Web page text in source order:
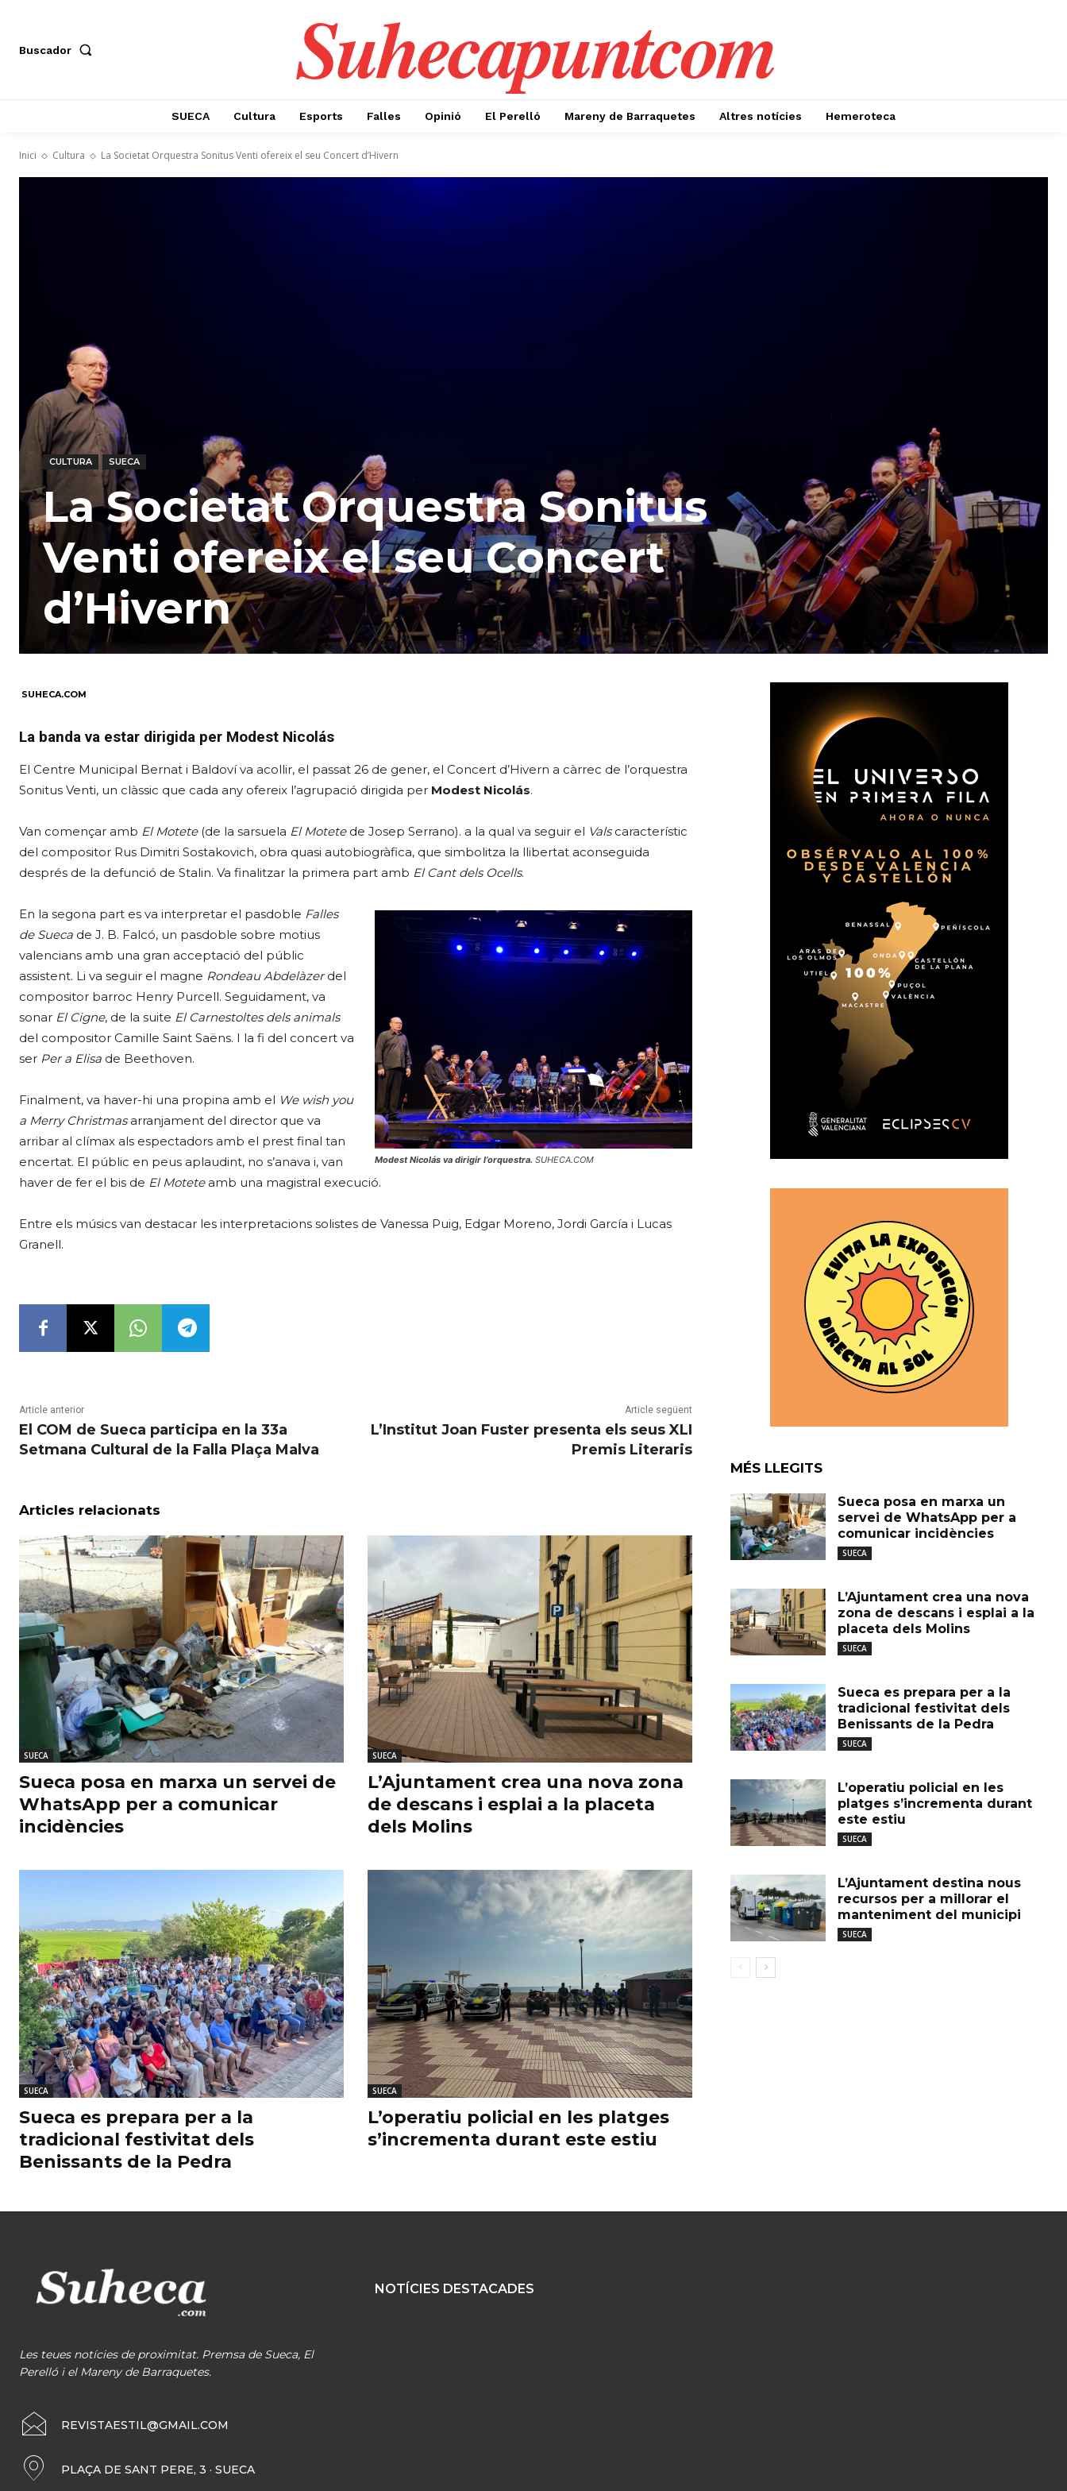
Buscador Suhecapuntcom
SUECA Cultura Esports Falles Opinió El Perelló Mareny de Barraquetes Altres notícies Hemeroteca
Inici Cultura La Societat Orquestra Sonitus Venti ofereix el seu Concert d’Hivern
CULTURA SUECA
La Societat Orquestra Sonitus
Venti ofereix el seu Concert
d’Hivern
SUHECA.COM
La banda va estar dirigida per Modest Nicolás
El Centre Municipal Bernat i Baldoví va acollir, el passat 26 de gener, el Concert d’Hivern a càrrec de l’orquestra
Sonitus Venti, un clàssic que cada any ofereix l’agrupació dirigida per Modest Nicolás.
Van començar amb El Motete(de la sarsuela El Motetede Josep Serrano). a la qual va seguir el Valscaracterístic
del compositor Rus Dimitri Sostakovich, obra quasi autobiogràfica, que simbolitza la llibertat aconseguida
després de la defunció de Stalin. Va finalitzar la primera part amb El Cant dels Ocells.
Modest Nicolás va dirigir l’orquestra. SUHECA.COM
En la segona part es va interpretar el pasdoble Falles
de Sueca de J. B. Falcó, un pasdoble sobre motius
valencians amb una gran acceptació del públic
assistent. Li va seguir el magne Rondeau Abdelàzerdel
compositor barroc Henry Purcell. Seguidament, va
sonar El Cigne, de la suite El Carnestoltes dels animals
del compositor Camille Saint Saëns. I la fi del concert va
ser Per a Elisa de Beethoven.
Finalment, va haver-hi una propina amb el We wish you
a Merry Christmasarranjament del director que va
arribar al clímax als espectadors amb el prest final tan
encertat. El públic en peus aplaudint, no s’anava i, van
haver de fer el bis de El Moteteamb una magistral execució.
Entre els músics van destacar les interpretacions solistes de Vanessa Puig, Edgar Moreno, Jordi García i Lucas
Granell.
Article anterior
El COM de Sueca participa en la 33a
Setmana Cultural de la Falla Plaça Malva
Article següent
L’Institut Joan Fuster presenta els seus XLI
Premis Literaris
Articles relacionats
SUECA
Sueca posa en marxa un servei de
WhatsApp per a comunicar
incidències
SUECA
L’Ajuntament crea una nova zona
de descans i esplai a la placeta
dels Molins
SUECA
Sueca es prepara per a la
tradicional festivitat dels
Benissants de la Pedra
SUECA
L’operatiu policial en les platges
s’incrementa durant este estiu
MÉS LLEGITS
Sueca posa en marxa un
servei de WhatsApp per a
comunicar incidències
SUECA
L’Ajuntament crea una nova
zona de descans i esplai a la
placeta dels Molins
SUECA
Sueca es prepara per a la
tradicional festivitat dels
Benissants de la Pedra
SUECA
L’operatiu policial en les
platges s’incrementa durant
este estiu
SUECA
L’Ajuntament destina nous
recursos per a millorar el
manteniment del municipi
SUECA
Les teues notícies de proximitat. Premsa de Sueca, El
Perelló i el Mareny de Barraquetes.
REVISTAESTIL@GMAIL.COM
PLAÇA DE SANT PERE, 3 · SUECA
NOTÍCIES DESTACADES